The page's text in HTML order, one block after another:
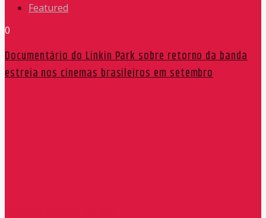
Featured
0
Documentário do Linkin Park sobre retorno da banda
estreia nos cinemas brasileiros em setembro